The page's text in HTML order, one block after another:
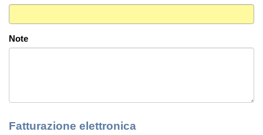
Note
Fatturazione elettronica